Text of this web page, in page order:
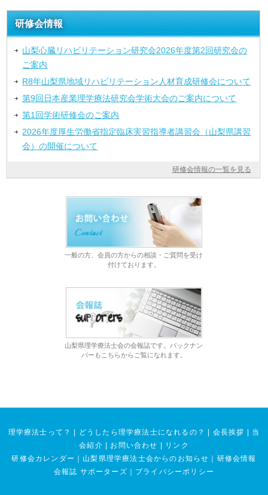
研修会情報
山梨心臓リハビリテーション研究会2026年度第2回研究会の
ご案内
R8年山梨県地域リハビリテーション人材育成研修会について
第9回日本産業理学療法研究会学術大会のご案内について
第1回学術研修会のご案内
2026年度厚生労働省指定臨床実習指導者講習会（山梨県講習
会）の開催について
研修会情報の一覧を見る
一般の方、会員の方からの相談・ご質問を受け
付けております。
山梨県理学療法士会の会報誌です。バックナン
バーもこちらからご覧になれます。
理学療法士って？ どうしたら理学療法士になれるの？ 会長挨拶
当
会紹介
お問い合わせ
リンク
研修会カレンダー
山梨県理学療法士会からのお知らせ
研修会情報
会報誌 サポーターズ
プライバシーポリシー